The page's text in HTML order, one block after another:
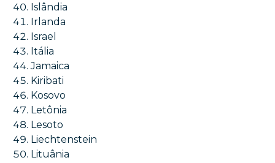
Islândia
Irlanda
Israel
Itália
Jamaica
Kiribati
Kosovo
Letônia
Lesoto
Liechtenstein
Lituânia